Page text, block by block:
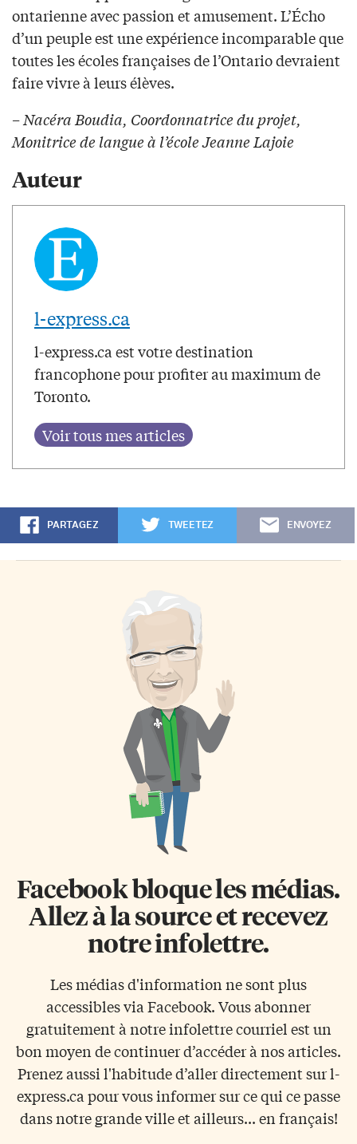
ontarienne avec passion et amusement. L’Écho
d’un peuple est une expérience incomparable que
toutes les écoles françaises de l’Ontario devraient
faire vivre à leurs élèves.
– Nacéra Boudia, Coordonnatrice du projet,
Monitrice de langue à l’école Jeanne Lajoie
Auteur
l-express.ca
l-express.ca est votre destination
francophone pour profiter au maximum de
Toronto.
PARTAGEZ TWEETEZ ENVOYEZ
Facebook bloque les médias.
Allez à la source et recevez
notre infolettre.
Les médias d'information ne sont plus
accessibles via Facebook. Vous abonner
gratuitement à notre infolettre courriel est un
bon moyen de continuer d’accéder à nos articles.
Prenez aussi l'habitude d’aller directement sur l-
express.ca pour vous informer sur ce qui ce passe
dans notre grande ville et ailleurs... en français!